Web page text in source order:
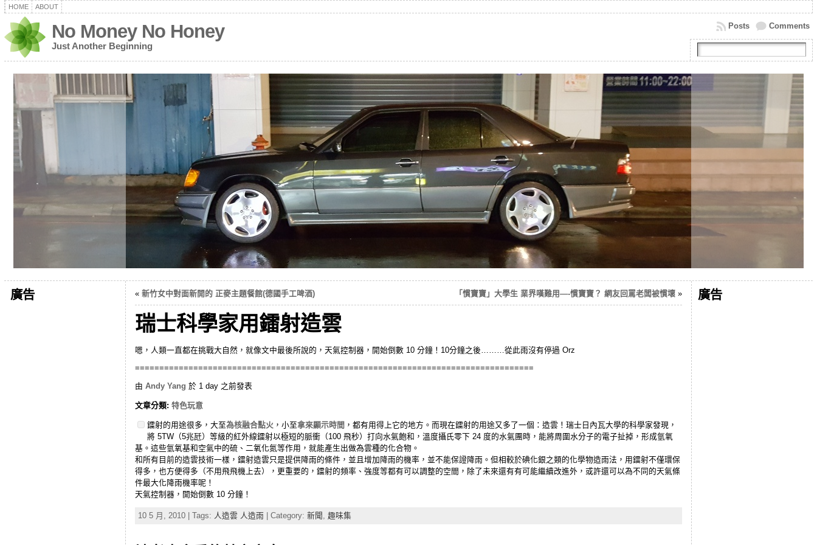
HOME ABOUT
No Money No Honey
Just Another Beginning
Comments
Posts
廣告 « 新竹女中對面新開的 正麥主題餐館(德國手工啤酒) 「慣寶寶」大學生 業界嘆難用—-慣寶寶？ 網友回罵老闆被慣壞»
瑞士科學家用鐳射造雲
嗯，人類一直都在挑戰大自然，就像文中最後所說的，天氣控制器，開始倒數 10 分鐘！10分鐘之後………從此雨沒有停過 Orz
==================================================================================
由 Andy Yang 於 1 day 之前發表
文章分類: 特色玩意
鐳射的用途很多，大至為核融合點火 ，小至拿來顯示時間 ，都有用得上它的地方。而現在鐳射的用途又多了一個：造雲！瑞士日內瓦大學的科學家發現，
將 5TW（5兆瓩）等級的紅外線鐳射以極短的脈衝（100 飛秒）打向水氣飽和，溫度攝氏零下 24 度的水氣團時，能將周圍水分子的電子扯掉，形成氫氧
基。這些氫氧基和空氣中的硫、二氧化氮等作用，就能產生出做為雲種的化合物。
和所有目前的造雲技術一樣，鐳射造雲只是提供降雨的條件，並且增加降雨的機率，並不能保證降雨。但相較於碘化銀之類的化學物造雨法，用鐳射不僅環保
得多，也方便得多（不用飛飛機上去），更重要的，鐳射的頻率、強度等都有可以調整的空間，除了未來還有有可能繼續改進外，或許還可以為不同的天氣條
件最大化降雨機率呢！
天氣控制器，開始倒數 10 分鐘！
10 5 月, 2010 | Tags: 人造雲 人造雨 | Category: 新聞 趣味集
廣告